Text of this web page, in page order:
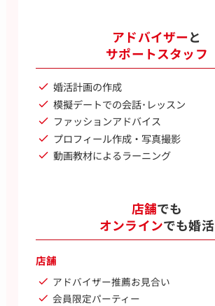
アドバイザーと
サポートスタッフ
婚活計画の作成
模擬デートでの会話･レッスン
ファッションアドバイス
プロフィール作成・写真撮影
動画教材によるラーニング
店舗でも
オンラインでも婚活
店舗
アドバイザー推薦お見合い
会員限定パーティー